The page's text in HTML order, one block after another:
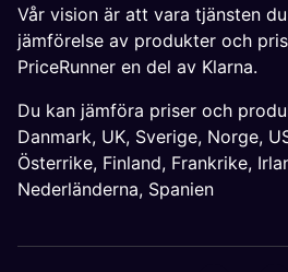
Vår vision är att vara tjänsten
jämförelse av produkter och
PriceRunner en del av Klarna.
Du kan jämföra priser och
Danmark, UK, Sverige, Norge,
Österrike, Finland, Frankrike,
Nederländerna, Spanien